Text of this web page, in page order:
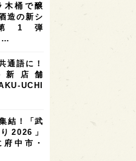
崎県
1
木桶で醸
造の新シ
1弾
…
通語に！
店舗
UCHI
結！「武
2026」
中市・